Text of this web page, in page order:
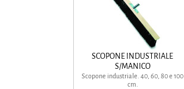
SCOPONE INDUSTRIALE
S/MANICO
Scopone industriale. 40, 60, 80 e 100
cm.